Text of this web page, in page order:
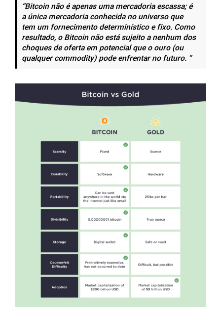
“Bitcoin não é apenas uma mercadoria escassa; é
a única mercadoria conhecida no universo que
tem um fornecimento determinístico e fixo. Como
resultado, o Bitcoin não está sujeito a nenhum dos
choques de oferta em potencial que o ouro (ou
qualquer commodity) pode enfrentar no futuro. ”